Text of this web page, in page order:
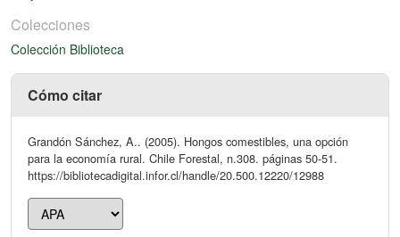
Colecciones
Colección Biblioteca
Cómo citar
Grandón Sánchez, A.. (2005). Hongos comestibles, una opción
para la economía rural. Chile Forestal, n.308. páginas 50-51.
https://bibliotecadigital.infor.cl/handle/20.500.12220/12988